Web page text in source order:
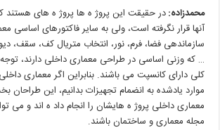
محمدزاده:در حقیقت این پروژ ه ها پروژ ه های هستند
آنها قرار نگرفته است، ولی به سایر فاکتورهای اساسی
سازماندهی فضا، فرم، نور، انتخاب متریال کف، سقف،
…کهوزنی اساسی درطراحی معماریداخلی دارند، توجه
کلی دارایکانسپت می باشند.بنابراین اگر معماریداخلی
موارد یادشدهبه انضمامتجهیزاتبدانیم، اینطراحان
معماریداخلی پروژ ه هایشان را انجامداد ه اند و می
مجله معماریو ساختمانباشند.